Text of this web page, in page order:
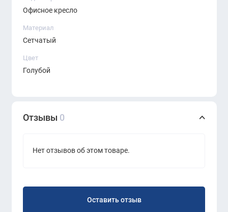
наличии на момент оформления
заказа.
Офисное кресло
Материал
Сетчатый
Цвет
Голубой
Отзывы 0
Нет отзывов об этом товаре.
Оставить отзыв